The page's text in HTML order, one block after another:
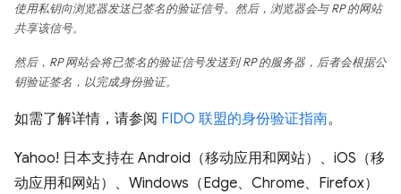
使用私钥向浏览器发送已签名的验证信号。然后，浏览器会与 RP 的网站
共享该信号。
然后，RP 网站会将已签名的验证信号发送到 RP 的服务器，后者会根据公
钥验证签名，以完成身份验证。
如需了解详情，请参阅 FIDO 联盟的身份验证指南。
Yahoo! 日本支持在 Android（移动应用和网站）、iOS（移
动应用和网站）、Windows（Edge、Chrome、Firefox）